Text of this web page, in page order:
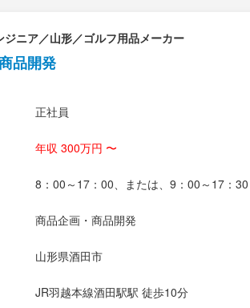
ジニア／山形／ゴルフ用品メーカー
品開発
正社員
年収 300万円 〜
8：00～17：00、または、9：00～17：30
商品企画・商品開発
山形県酒田市
JR羽越本線酒田駅駅 徒歩10分